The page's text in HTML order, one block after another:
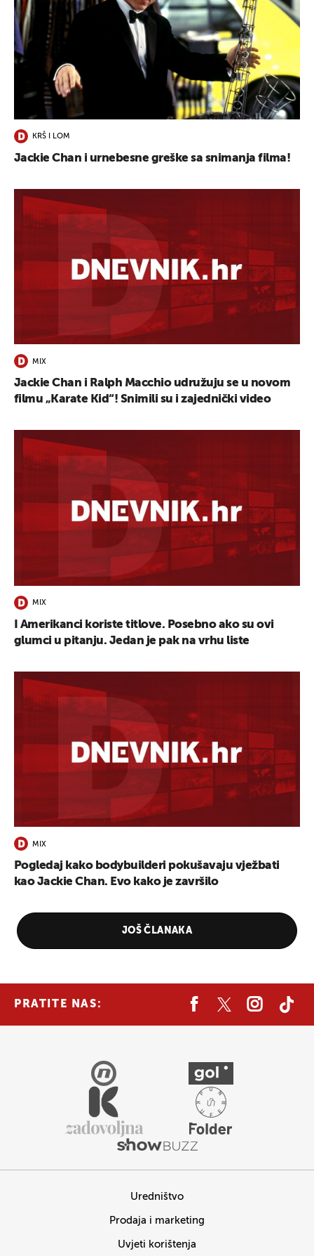
KRŠ I LOM
Jackie Chan i urnebesne greške sa snimanja filma!
MIX
Jackie Chan i Ralph Macchio udružuju se u novom
filmu „Karate Kid“! Snimili su i zajednički video
MIX
I Amerikanci koriste titlove. Posebno ako su ovi
glumci u pitanju. Jedan je pak na vrhu liste
MIX
Pogledaj kako bodybuilderi pokušavaju vježbati
kao Jackie Chan. Evo kako je završilo
JOŠ ČLANAKA
PRATITE NAS:
Uredništvo
Prodaja i marketing
Uvjeti korištenja
UKLJUČITE NOTIFIKACIJE